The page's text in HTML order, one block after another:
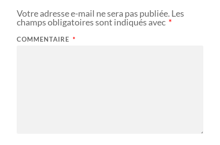
Votre adresse e-mail ne sera pas publiée. Les
champs obligatoires sont indiqués avec *
COMMENTAIRE *